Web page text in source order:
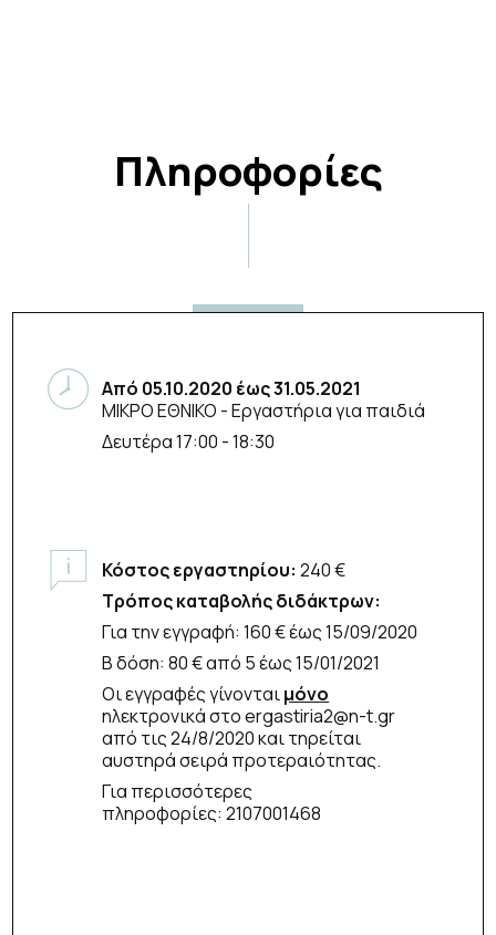
Πληροφορίες
Από 05.10.2020 έως31.05.2021
ΜΙΚΡΟ ΕΘΝΙΚΟ - Εργαστήρια για παιδιά
Δευτέρα 17:00 - 18:30
Κόστος εργαστηρίου: 240 €
Τρόπος καταβολής διδάκτρων:
Για την εγγραφή: 160 € έως 15/09/2020
Β δόση: 80 € από 5 έως 15/01/2021
Οι εγγραφές γίνονταιμόνο
ηλεκτρονικά στο ergastiria2@n-t.gr
από τις 24/8/2020 και τηρείται
αυστηρά σειρά προτεραιότητας.
Για περισσότερες
πληροφορίες: 2107001468